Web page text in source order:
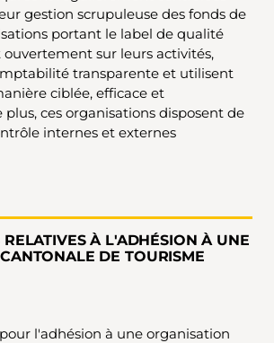
gestion scrupuleuse des fonds de
portant le label de qualité
sur leurs activités,
transparente et utilisent
ciblée, efficace et
ces organisations disposent de
internes et externes
RELATIVES À L'ADHÉSION À UNE
DE TOURISME
l'adhésion à une organisation